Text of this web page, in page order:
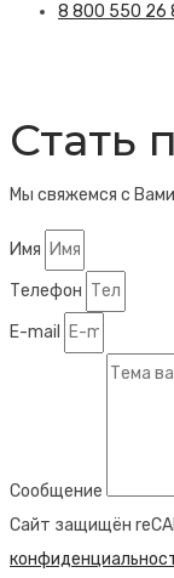
8 800 550 26
Стать
Мы свяжемся с
Имя
Телефон
E-mail
Сообщение
Сайт защищён